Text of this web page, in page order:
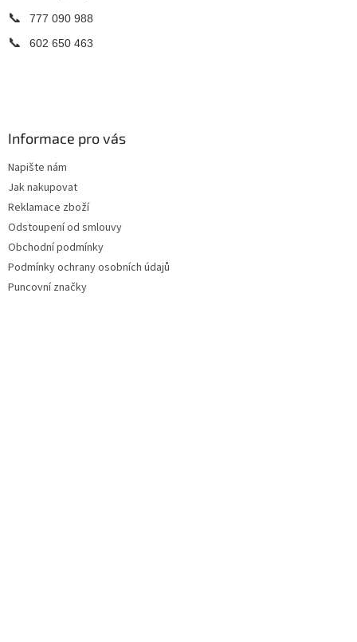
📞 777 090 988
📞 602 650 463
Informace pro vás
Napište nám
Jak nakupovat
Reklamace zboží
Odstoupení od smlouvy
Obchodní podmínky
Podmínky ochrany osobních údajů
Puncovní značky